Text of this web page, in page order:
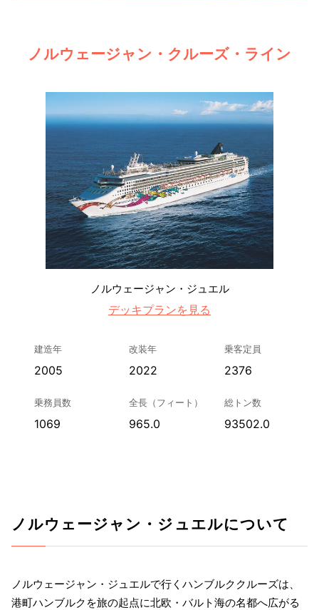
ノルウェージャン・クルーズ・ライン
ノルウェージャン・ジュエル
デッキプランを見る
建造年
2005
改装年
2022
乗客定員
2376
乗務員数
1069
全長（フィート）
965.0
総トン数
93502.0
ノルウェージャン・ジュエルについて
ノルウェージャン・ジュエルで行くハンブルククルーズは、
港町ハンブルクを旅の起点に北欧・バルト海の名都へ広がる